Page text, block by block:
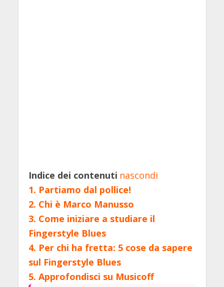
Indice dei contenuti nascondi
1. Partiamo dal pollice!
2. Chi è Marco Manusso
3. Come iniziare a studiare il
Fingerstyle Blues
4. Per chi ha fretta: 5 cose da sapere
sul Fingerstyle Blues
5. Approfondisci su Musicoff